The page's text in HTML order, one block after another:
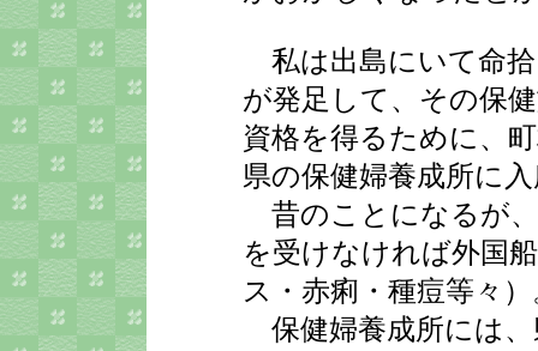
私は出島にいて命拾
が発足して、その保
資格を得るために、
県の保健婦養成所に
昔のことになるが
を受けなければ外国
ス・赤痢・種痘等々）
保健婦養成所には、